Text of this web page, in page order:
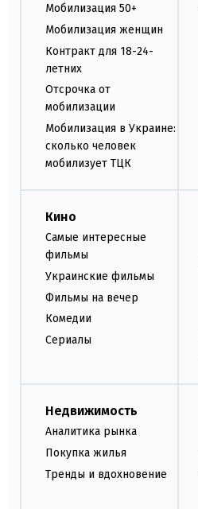
Мобилизация 50+
Мобилизация женщин
Контракт для 18-24-
летних
Отсрочка от
мобилизации
Мобилизация в Украине:
сколько человек
мобилизует ТЦК
Кино
Самые интересные
фильмы
Украинские фильмы
Фильмы на вечер
Комедии
Сериалы
Недвижимость
Аналитика рынка
Покупка жилья
Тренды и вдохновение